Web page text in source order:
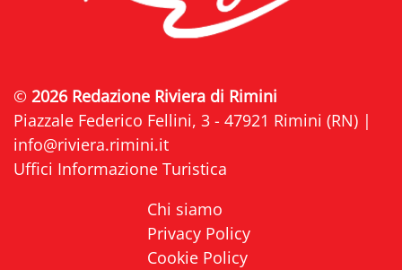
© 2026 Redazione Riviera di Rimini
Piazzale Federico Fellini, 3 - 47921 Rimini (RN) |
info@riviera.rimini.it
Uffici Informazione Turistica
Chi siamo
Privacy Policy
Cookie Policy